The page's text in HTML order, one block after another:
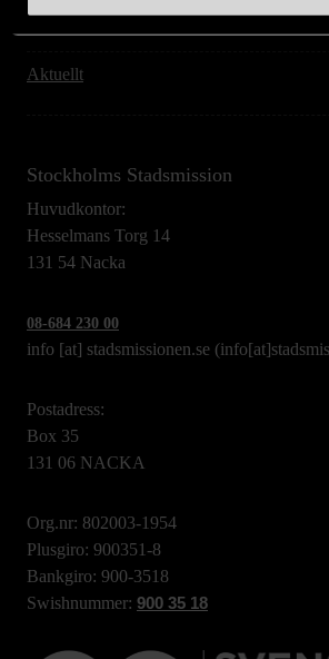
Om oss
Aktuellt
Stockholms Stadsmission
Huvudkontor:
Hesselmans Torg 14
131 54 Nacka
08-684 230 00
info [at] stadsmissionen.se
Postadress:
Box 35
131 06 NACKA
Org.nr: 802003-1954
Plusgiro: 900351-8
Bankgiro: 900-3518
Swishnummer: 900 35 18